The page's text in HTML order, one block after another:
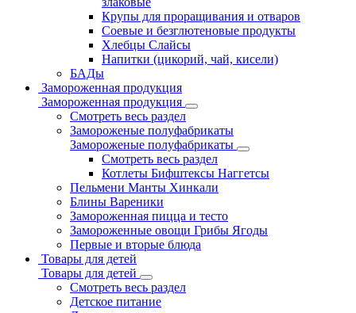
Крупы для проращивания и отваров
Соевые и безглютеновые продукты
Хлебцы Слайсы
Напитки (цикорий, чай, кисели)
БАДы
Замороженная продукция
Замороженная продукция
Смотреть весь раздел
Замороженые полуфабрикаты
Замороженые полуфабрикаты
Смотреть весь раздел
Котлеты Бифштексы Наггетсы
Пельмени Манты Хинкали
Блины Вареники
Замороженная пицца и тесто
Замороженные овощи Грибы Ягоды
Первые и вторые блюда
Товары для детей
Товары для детей
Смотреть весь раздел
Детское питание